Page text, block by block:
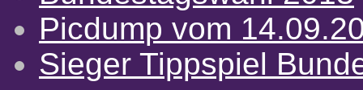
Picdump vom
Sieger Tippspiel